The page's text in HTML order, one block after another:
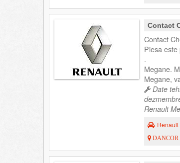
Contact
Contact
Piesa
.
Megane.
Megane,
Date
Renault
DANCOR